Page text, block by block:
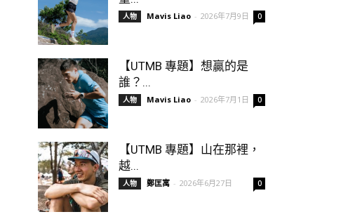
人物 Mavis Liao - 2026年7月9日 0
【UTMB 專題】想贏的是
誰？...
人物 Mavis Liao - 2026年7月1日 0
【UTMB 專題】山在那裡，
越...
人物 鄭匡寓 - 2026年6月27日 0